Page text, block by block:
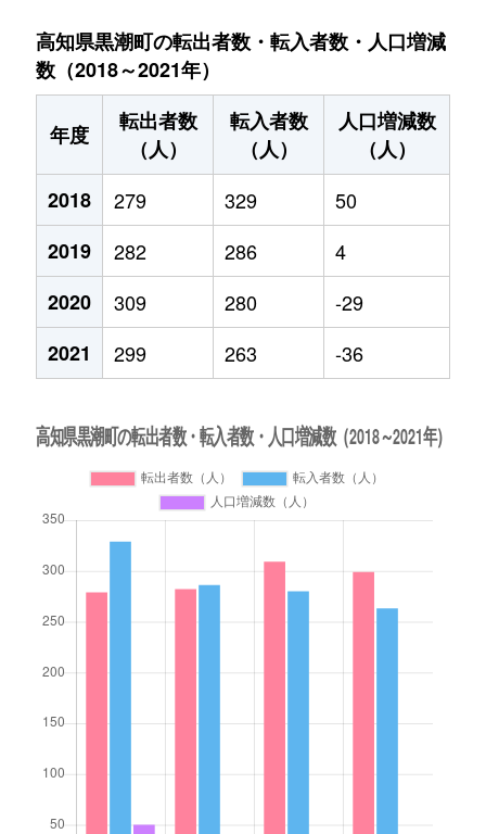
高知県黒潮町の転出者数・転入者数・人口増減
数（2018～2021年）
年度
転出者数
（人）
転入者数
（人）
人口増減数
（人）
2018
279 329
50
2019
282 286
4
2020
309 280
-29
2021
299 263 -36